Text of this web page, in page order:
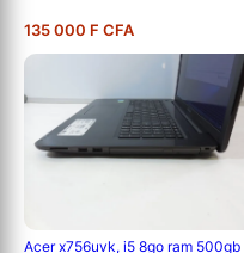
135 000 F CFA
Acer x756uvk, i5 8go ram 500gb